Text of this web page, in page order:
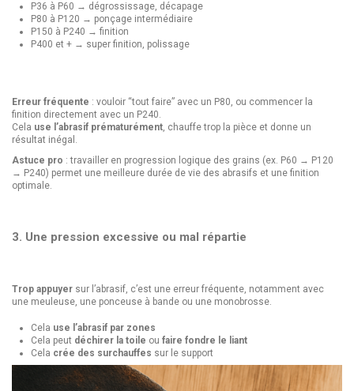
P36 à P60 → dégrossissage, décapage
P80 à P120 → ponçage intermédiaire
P150 à P240 → finition
P400 et + → super finition, polissage
Erreur fréquente : vouloir “tout faire” avec un P80, ou commencer la
finition directement avec un P240.
Cela use l’abrasif prématurément, chauffe trop la pièce et donne un
résultat inégal.
Astuce pro : travailler en progression logique des grains (ex. P60 → P120
→ P240) permet une meilleure durée de vie des abrasifs et une finition
optimale.
3. Une pression excessive ou mal répartie
Trop appuyer sur l’abrasif, c’est une erreur fréquente, notamment avec
une meuleuse, une ponceuse à bande ou une monobrosse.
Cela use l’abrasif par zones
Cela peut déchirer la toile ou faire fondre le liant
Cela crée des surchauffes sur le support